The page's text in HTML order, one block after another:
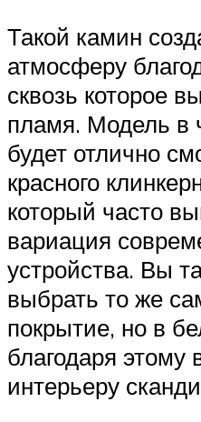
Такой камин
атмосферу
сквозь которое
пламя. Модель в
будет отлично
красного
который часто
вариация
устройства. Вы
выбрать то же
покрытие, но в
благодаря этому
интерьеру